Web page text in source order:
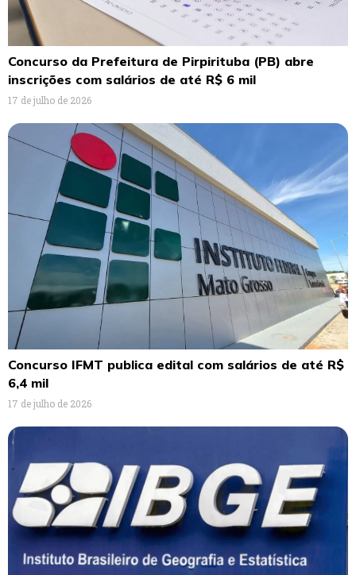
Concurso da Prefeitura de Pirpirituba (PB) abre
inscrições com salários de até R$ 6 mil
17 de julho de 2026
Concurso IFMT publica edital com salários de até R$
6,4 mil
17 de julho de 2026